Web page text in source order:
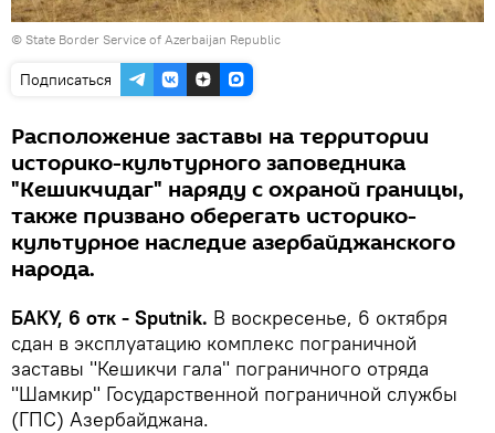
© State Border Service of Azerbaijan Republic
Подписаться
Расположение заставы на территории
историко-культурного заповедника
"Кешикчидаг" наряду с охраной границы,
также призвано оберегать историко-
культурное наследие азербайджанского
народа.
БАКУ, 6 отк - Sputnik. В воскресенье, 6 октября
сдан в эксплуатацию комплекс пограничной
заставы "Кешикчи гала" пограничного отряда
"Шамкир" Государственной пограничной службы
(ГПС) Азербайджана.